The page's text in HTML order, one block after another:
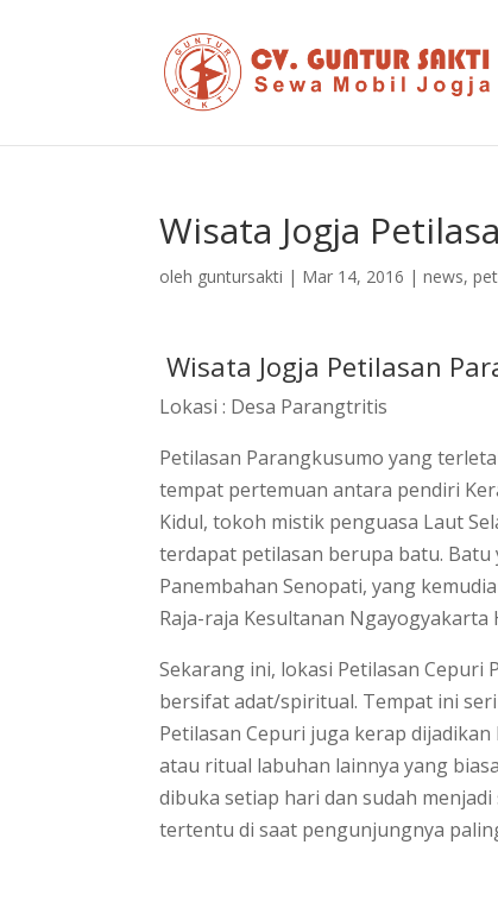
Wisata Jogja
oleh guntursakti | Mar 14, 2016 |news,
Wisata Jogja Petilasan
Lokasi : Desa Parangtritis
Petilasan Parangkusumo yang
tempat pertemuan antara pendiri
Kidul, tokoh mistik penguasa Laut
terdapat petilasan berupa batu.
Panembahan Senopati, yang
Raja-raja Kesultanan
Sekarang ini, lokasi Petilasan
bersifat adat/spiritual. Tempat ini
Petilasan Cepuri juga kerap
atau ritual labuhan lainnya yang
dibuka setiap hari dan sudah
tertentu di saat pe­ngunjungnya